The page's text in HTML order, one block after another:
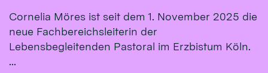
Cornelia Möres ist seit dem 1. November 2025 die
neue Fachbereichsleiterin der
Lebensbegleitenden Pastoral im Erzbistum Köln.
...